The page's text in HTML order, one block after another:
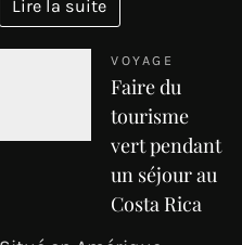
Lire la suite
VOYAGE
Faire du
tourisme
vert pendant
un séjour au
Costa Rica